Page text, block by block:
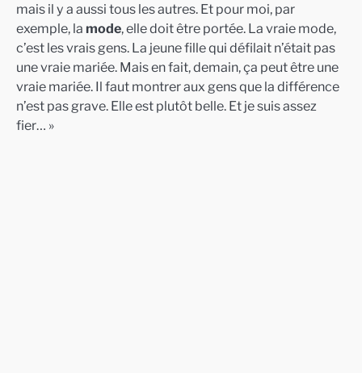
mais il y a aussi tous les autres. Et pour moi, par
exemple, la mode, elle doit être portée. La vraie mode,
c’est les vrais gens. La jeune fille qui défilait n’était pas
une vraie mariée. Mais en fait, demain, ça peut être une
vraie mariée. Il faut montrer aux gens que la différence
n’est pas grave. Elle est plutôt belle. Et je suis assez
fier… »